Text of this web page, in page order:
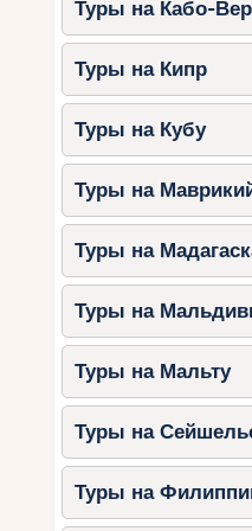
Морские
лодках,
Культурные
старого
Диоклетиана в
национальных
Плитвицкие
Полезные
родителей
Планируйте
жильё и
в летний сезон.
Берите всё
Туры на Кабо-
Туры на Кипр
Туры на Кубу
Туры на
Туры на
Туры на
Туры на Мальту
Туры на
Туры на